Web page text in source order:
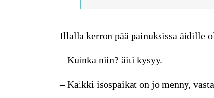
Illalla kerron pää painuksissa äidille
– Kuinka niin? äiti kysyy.
– Kaikki isospaikat on jo menny,